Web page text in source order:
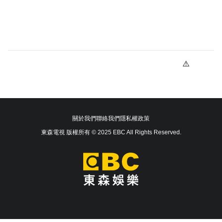
關於我們聯絡我們隱私權政策
東森電視 版權所有 © 2025 EBC All Rights Reserved.